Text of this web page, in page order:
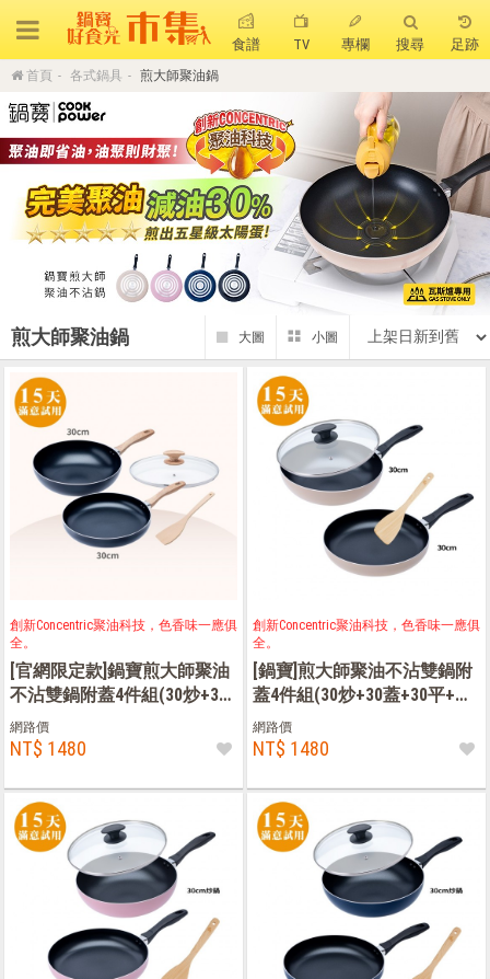
食譜 TV 專欄 搜尋 足跡
首頁 各式鍋具 煎大師聚油鍋
煎大師聚油鍋
創新Concentric聚油科技，色香味一應俱
全。
[官網限定款]鍋寶煎大師聚油
不沾雙鍋附蓋4件組(30炒+30
蓋+30平+木鏟)-黑色
網路價
NT$ 1480
創新Concentric聚油科技，色香味一應俱
全。
[鍋寶]煎大師聚油不沾雙鍋附
蓋4件組(30炒+30蓋+30平+木
鏟)-奶茶
網路價
NT$ 1480
搜 尋
熱門搜尋
聚油不沾鍋 全球通吹風機 陶瓷不沾電鍋
珍珠粗吸管杯 可微波保鮮盒 大理石不沾鍋
分隔便當盒 金鑽不沾鍋 氣炸烤箱